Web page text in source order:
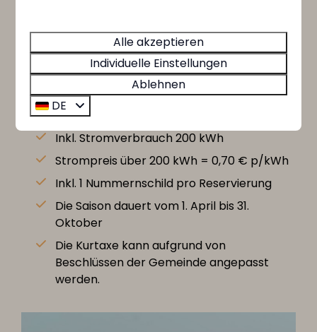
Gesichert durch reCaptcha,Datenschutzbestimmungen
Servicebedingungengelten.
Die Bedingungen:
Inkl. 4 Personen 1. Grades Familie
Inkl. Stromverbrauch 200 kWh
Strompreis über 200 kWh = 0,70 € p/kWh
Inkl. 1 Nummernschild pro Reservierung
Die Saison dauert vom 1. April bis 31.
Oktober
Die Kurtaxe kann aufgrund von
Beschlüssen der Gemeinde angepasst
werden.
Alle akzeptieren
Individuelle Einstellungen
Ablehnen
DE